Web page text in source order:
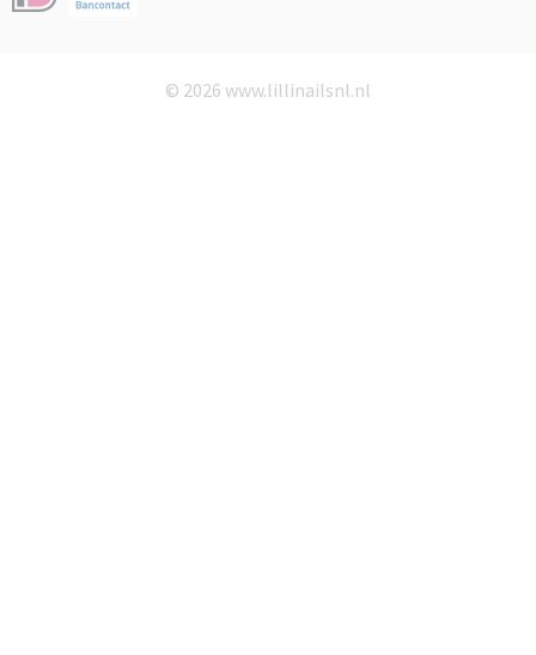
© 2026 www.lillinailsnl.nl